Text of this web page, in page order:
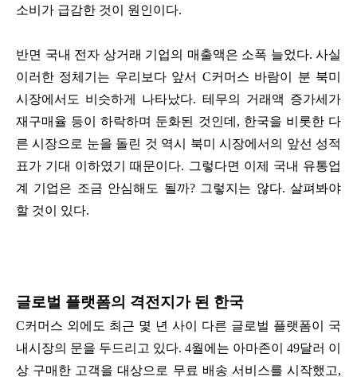
소비가 급감한 것이 원인이다.
반면 국내 전자 상거래 기업의 매출액은 소폭 늘었다. 사실
이러한 정체기는 우리보다 앞서 C커머스 바람이 분 북미
시장에서도 비슷하게 나타났다. 테무의 거래액 증가세가
재구매율 등이 하락하며 둔화된 것인데, 한국을 비롯한 다
른 시장으로 눈을 돌린 것 역시 북미 시장에서의 앞선 성적
표가 기대 이하였기 때문이다. 그렇다면 이제 국내 유통업
계 기업은 조금 안심해도 될까? 그렇지는 않다. 살펴봐야
할 것이 있다.
글로벌 플랫폼의 격전지가 된 한국
C커머스 외에도 최근 몇 년 사이 다른 글로벌 플랫폼이 국
내시장의 문을 두드리고 있다. 4월에는 아마존이 49달러 이
상 구매한 고객을 대상으로 무료 배송 서비스를 시작했고,